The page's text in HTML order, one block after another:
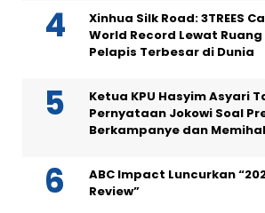
Xinhua Silk Road: 3TREES
World Record Lewat
Pelapis Terbesar di Dunia
Ketua KPU Hasyim Asyari
Pernyataan Jokowi Soal
Berkampanye dan
ABC Impact Luncurkan
Review”